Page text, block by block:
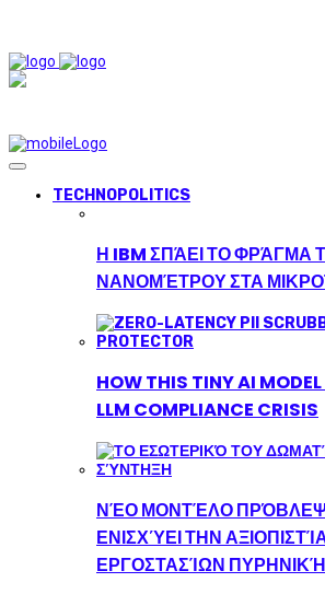
TECHNOPOLITICS
Η IBM ΣΠΆΕΙ ΤΟ ΦΡΆΓΜΑ
ΝΑΝΟΜΈΤΡΟΥ ΣΤΑ
HOW THIS TINY AI
LLM COMPLIANCE CRISIS
ΝΈΟ ΜΟΝΤΈΛΟ
ΕΝΙΣΧΎΕΙ ΤΗΝ
ΕΡΓΟΣΤΑΣΊΩΝ